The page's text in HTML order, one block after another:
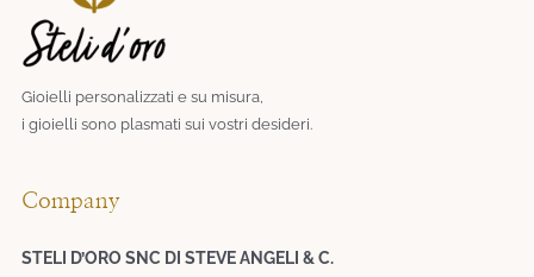
Gioielli personalizzati e su misura,
i gioielli sono plasmati sui vostri desideri.​
Company
STELI D’ORO SNC DI STEVE ANGELI & C.